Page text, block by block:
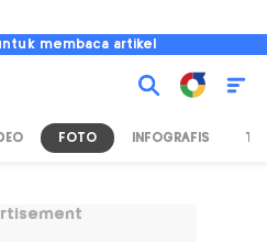
membaca artikel
FOTO INFOGRAFIS TV